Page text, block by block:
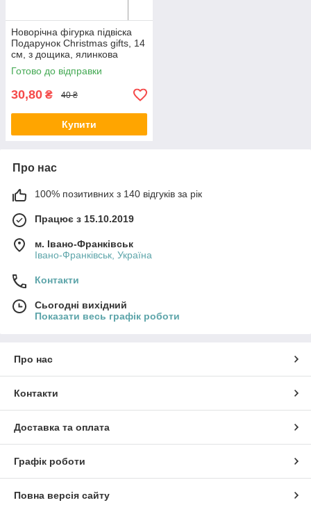
Новорічна фігурка підвіска
Подарунок Christmas gifts, 14
см, з дощика, ялинкова
іграшка
Готово до відправки
30,80 ₴ 40 ₴
Купити
Про нас
100% позитивних з 140 відгуків за рік
Працює з 15.10.2019
м. Івано-Франківськ
Івано-Франківськ, Україна
Контакти
Сьогодні вихідний
Показати весь графік роботи
Про нас
Контакти
Доставка та оплата
Графік роботи
Повна версія сайту